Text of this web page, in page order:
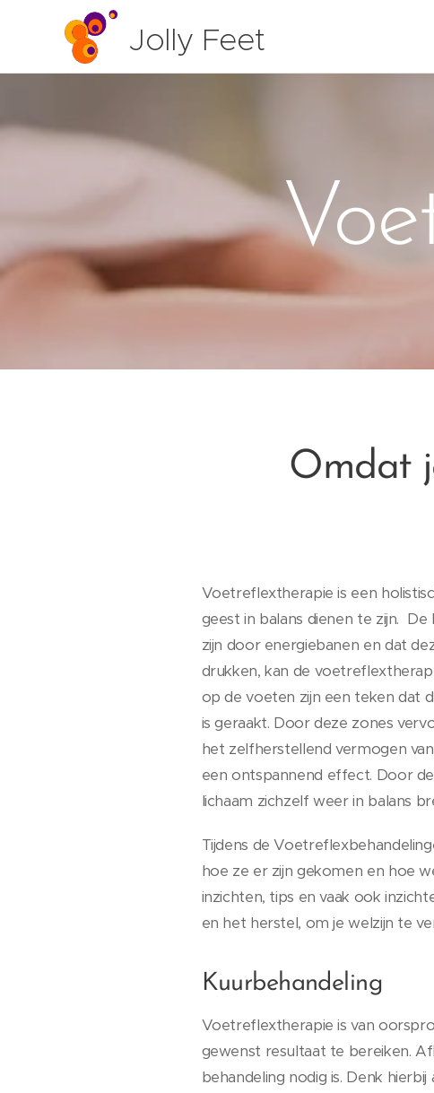
Jolly Feet
Omdat
Voetreflextherapie is een
geest in balans dienen te zijn.
zijn door energiebanen en dat
drukken, kan de
op de voeten zijn een teken dat
is geraakt. Door deze zones
het zelfherstellend vermogen
een ontspannend effect. Door
lichaam zichzelf weer in balans
Tijdens de
hoe ze er zijn gekomen en hoe
inzichten, tips en vaak ook
en het herstel, om je welzijn te
Kuurbehandeling
Voetreflextherapie is van
gewenst resultaat te bereiken.
behandeling nodig is. Denk